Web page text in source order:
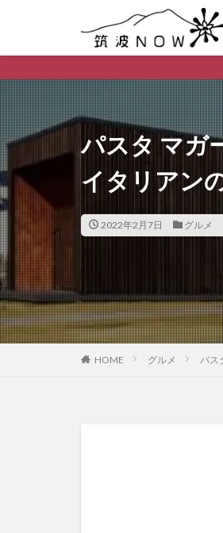
パスタ マガ
イタリアン
2022年2月7日 グルメ
HOME グルメ パス